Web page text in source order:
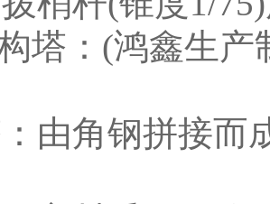
塔：(鸿鑫生产
由角钢拼接而